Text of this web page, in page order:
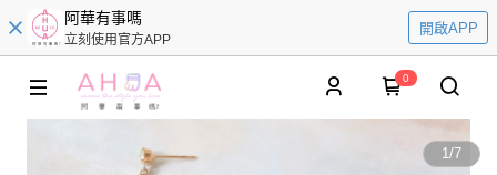
阿華有事嗎
立刻使用官方APP
開啟APP
0
1/7